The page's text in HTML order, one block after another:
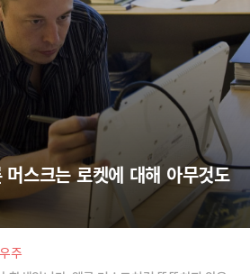
스크는 로켓에 대해 아무것도
주